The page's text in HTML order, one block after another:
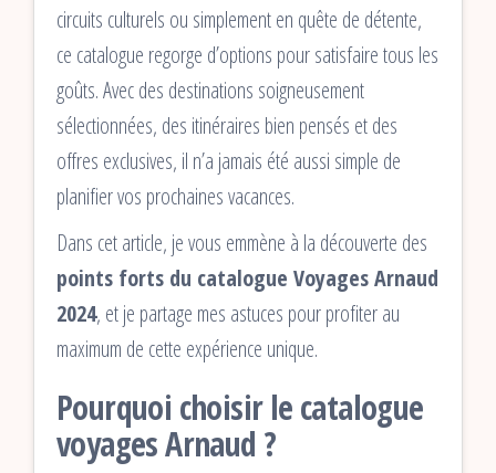
circuits culturels ou simplement en quête de détente,
ce catalogue regorge d’options pour satisfaire tous les
goûts. Avec des destinations soigneusement
sélectionnées, des itinéraires bien pensés et des
offres exclusives, il n’a jamais été aussi simple de
planifier vos prochaines vacances.
Dans cet article, je vous emmène à la découverte des
points forts du catalogue Voyages Arnaud
2024, et je partage mes astuces pour profiter au
maximum de cette expérience unique.
Pourquoi choisir le catalogue
voyages Arnaud ?